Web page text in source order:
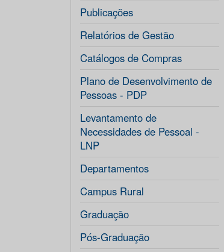
Publicações
Relatórios de Gestão
Catálogos de Compras
Plano de Desenvolvimento de
Pessoas - PDP
Levantamento de
Necessidades de Pessoal -
LNP
Departamentos
Campus Rural
Graduação
Pós-Graduação